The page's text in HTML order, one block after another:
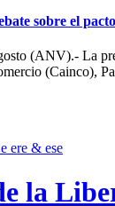
sobre el
(ANV).- La
(Cainco),
ere & ese
la